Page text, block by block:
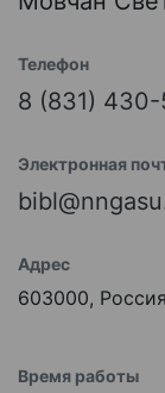
Телефон
8 (831) 430-
Электронная
Адрес
603000,
Время работы